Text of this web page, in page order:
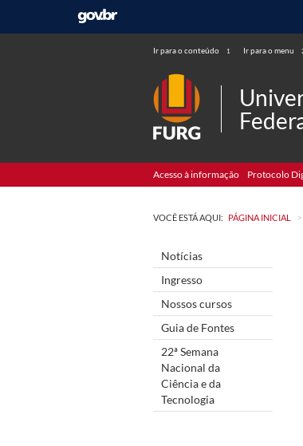
Ir para o conteúdo 1 Ir para o menu
Acesso à informação Protocolo
VOCÊ ESTÁ AQUI: PÁGINA INICIAL >
Notícias
Ingresso
Nossos cursos
Guia de Fontes
22ª Semana
Nacional da
Ciência e da
Tecnologia